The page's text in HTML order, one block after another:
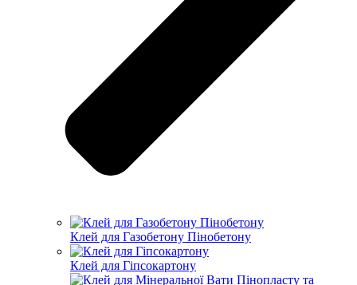
Клей для Газобетону Пінобетону
Клей для Гіпсокартону